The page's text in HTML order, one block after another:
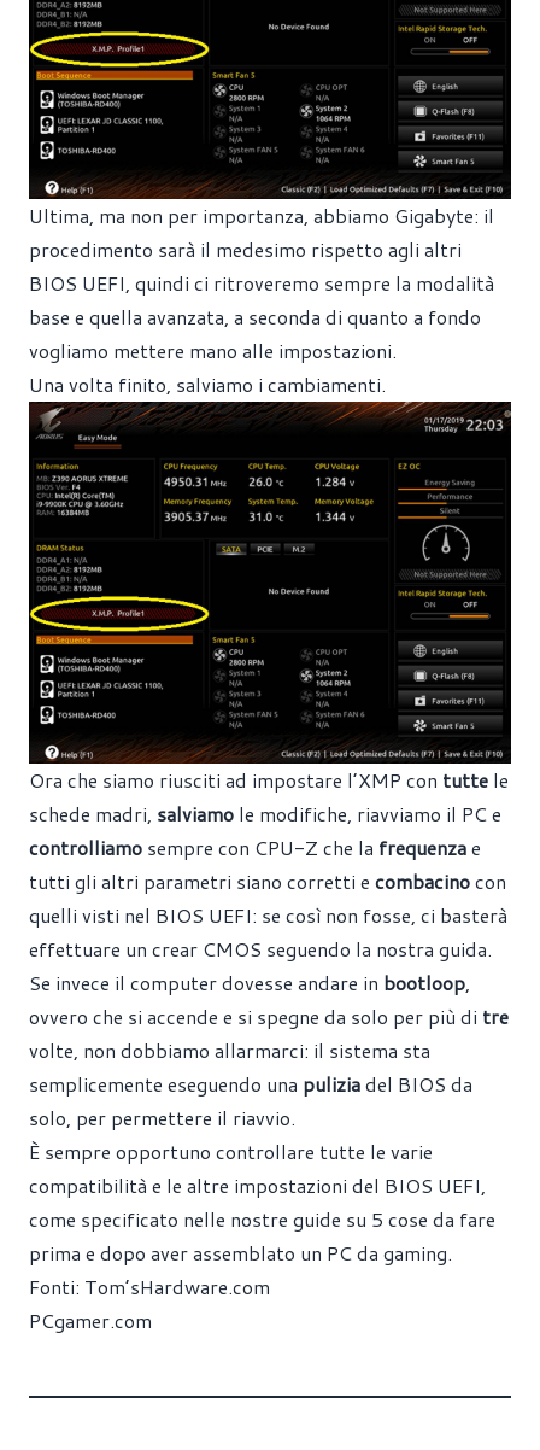
Ultima, ma non per importanza, abbiamo Gigabyte: il
procedimento sarà il medesimo rispetto agli altri
BIOS UEFI, quindi ci ritroveremo sempre la modalità
base e quella avanzata, a seconda di quanto a fondo
vogliamo mettere mano alle impostazioni.
Una volta finito, salviamo i cambiamenti.
Ora che siamo riusciti ad impostare l’XMP con tutte le
schede madri, salviamo le modifiche, riavviamo il PC e
controlliamo sempre con CPU-Z che la frequenzae
tutti gli altri parametri siano corretti e combacinocon
quelli visti nel BIOS UEFI: se così non fosse, ci basterà
effettuare un crear CMOS seguendo la nostra guida.
Se invece il computer dovesse andare in bootloop,
ovvero che si accende e si spegne da solo per più di tre
volte, non dobbiamo allarmarci: il sistema sta
semplicemente eseguendo una puliziadel BIOS da
solo, per permettere il riavvio.
È sempre opportuno controllare tutte le varie
compatibilità e le altre impostazioni del BIOS UEFI,
come specificato nelle nostre guide su 5 cose da fare
prima e dopo aver assemblato un PC da gaming.
Fonti: Tom’sHardware.com
PCgamer.com